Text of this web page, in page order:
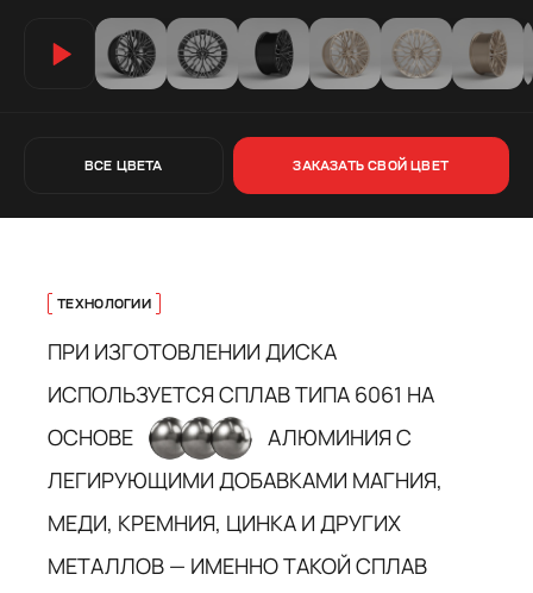
ВСЕ ЦВЕТА ЗАКАЗАТЬ СВОЙ ЦВЕТ
ТЕХНОЛОГИИ
ПРИ ИЗГОТОВЛЕНИИ ДИСКА
ИСПОЛЬЗУЕТСЯ СПЛАВ ТИПА 6061 НА
ОСНОВЕ
АЛЮМИНИЯ С
ЛЕГИРУЮЩИМИ ДОБАВКАМИ МАГНИЯ,
МЕДИ, КРЕМНИЯ, ЦИНКА И ДРУГИХ
МЕТАЛЛОВ — ИМЕННО ТАКОЙ СПЛАВ